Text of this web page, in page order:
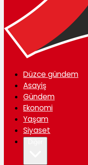
Düzce gündem
Asayiş
Gündem
Ekonomi
Yaşam
Siyaset